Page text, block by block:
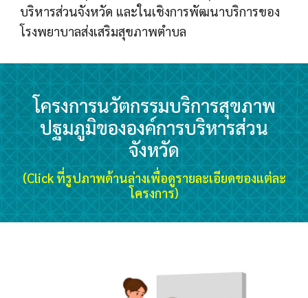
บริหารส่วนจังหวัด และในเชิงการพัฒนาบริการของ
โรงพยาบาลส่งเสริมสุขภาพตำบล
โครงการนวัตกรรมบริการสุขภาพ
ปฐมภูมิขององค์การบริหารส่วน
จังหวัด
(Click ที่รูปภาพด้านล่างเพื่อดูรายละเอียดของแต่ละ
โครงการ)